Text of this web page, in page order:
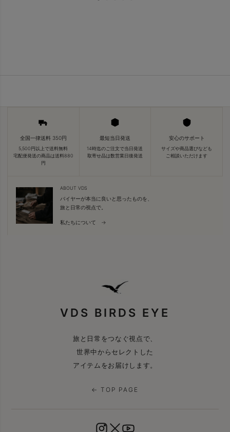
全国一律送料 350円
5,500円以上で送料無料
宅配便発送の商品は送料880
円
最短当日発送
14時迄のご注文で当日発送
取寄せ品は数営業日後発送
安心のサポート
サイズや商品選びなども
ご相談いただけます
ABOUT VDS
バイヤーが本当に良いと思ったものを、
旅と日常の視点で。
私たちについて →
VDS BIRDS EYE
旅と日常をつなぐ視点で、
世界中からセレクトした
アイテムをお届けします。
← TOP PAGE